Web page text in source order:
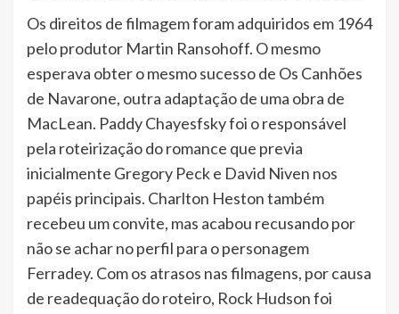
Os direitos de filmagem foram adquiridos em 1964
pelo produtor Martin Ransohoff. O mesmo
esperava obter o mesmo sucesso de Os Canhões
de Navarone, outra adaptação de uma obra de
MacLean. Paddy Chayesfsky foi o responsável
pela roteirização do romance que previa
inicialmente Gregory Peck e David Niven nos
papéis principais. Charlton Heston também
recebeu um convite, mas acabou recusando por
não se achar no perfil para o personagem
Ferradey. Com os atrasos nas filmagens, por causa
de readequação do roteiro, Rock Hudson foi